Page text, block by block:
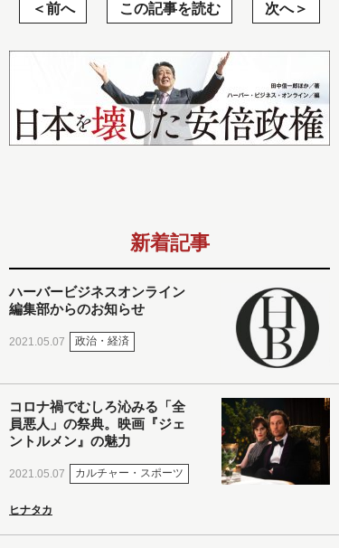
前へ
この記事を読む 次へ
新着記事
ハーバービジネスオンライン
編集部からのお知らせ
2021.05.07 政治・経済
コロナ禍でむしろ沁みる「全
員悪人」の祭典。映画『ジェ
ントルメン』の魅力
2021.05.07 カルチャー・スポーツ
ヒナタカ